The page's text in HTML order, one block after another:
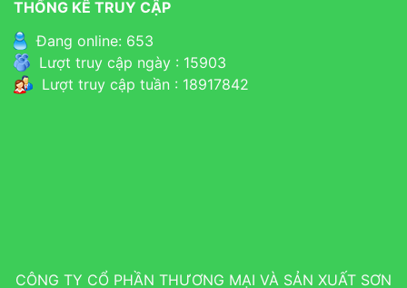
THỐNG KÊ TRUY CẬP
Đang online: 653
Lượt truy cập ngày : 15903
Lượt truy cập tuần : 18917842
CÔNG TY CỔ PHẦN THƯƠNG MẠI VÀ SẢN XUẤT SƠN